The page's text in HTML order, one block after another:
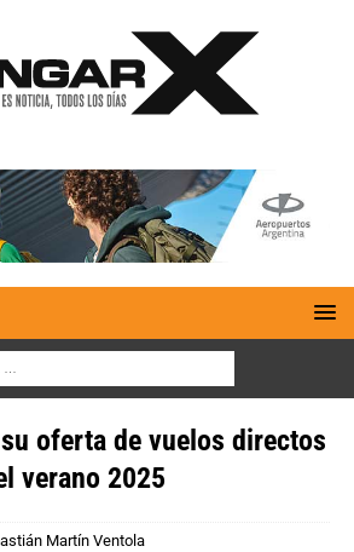
oferta de vuelos directos
verano 2025
Martín Ventola